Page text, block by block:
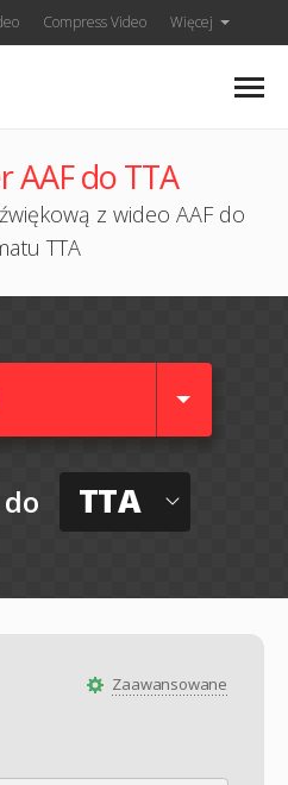
Compress Video Więcej
AAF do TTA
z wideo AAF do
TTA
do TTA
Zaawansowane